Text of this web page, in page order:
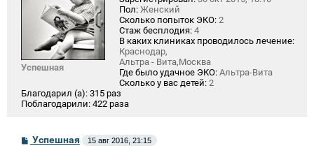
Успешная
Пол: Женский
Сколько попыток ЭКО: 2
Стаж бесплодия: 4
В каких клиниках проводилось лечение:
Краснодар,
Альтра - Вита,Москва
Где было удачное ЭКО: Альтра-Вита
Сколько у вас детей: 2
Благодарил (а): 315 раз
Поблагодарили: 422 раза
СУспешная 15 авг 2016, 21:15